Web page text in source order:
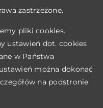
zastrzeżone.
pliki cookies.
ustawień dot. cookies
w Państwa
można dokonać
na podstronie